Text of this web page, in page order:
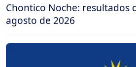
Chontico Noche: resultados
agosto de 2026